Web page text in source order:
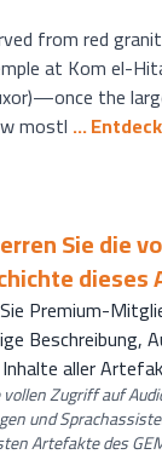
from red
at Kom el-
the
mostl...
Sie die
Premium-
Beschreibung,
aller
Zugriff auf
und
Artefakte des